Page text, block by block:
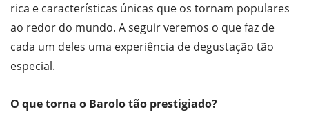
rica e características únicas que os tornam populares
ao redor do mundo. A seguir veremos o que faz de
cada um deles uma experiência de degustação tão
especial.
O que torna o Barolo tão prestigiado?